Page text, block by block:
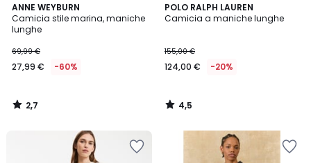
ANNE WEYBURN
Camicia stile marina, maniche
lunghe
69,99 €
27,99 € -60%
2,7
/ 5
2,7
/
POLO RALPH LAUREN
Camicia a maniche lunghe
155,00 €
124,00 € -20%
4,5
/ 5
4,5
/